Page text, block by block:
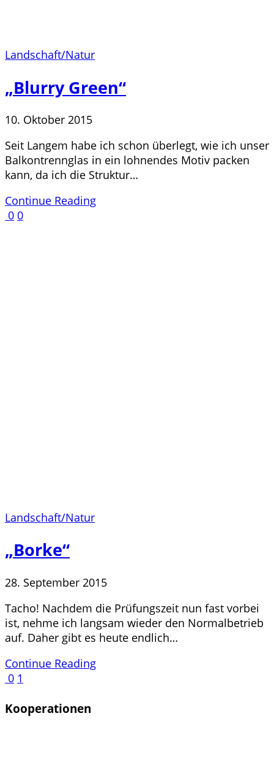
Landschaft/Natur
„Blurry Green“
10. Oktober 2015
Seit Langem habe ich schon überlegt, wie ich unser
Balkontrennglas in ein lohnendes Motiv packen
kann, da ich die Struktur…
Continue Reading
0 0
Landschaft/Natur
„Borke“
28. September 2015
Tacho! Nachdem die Prüfungszeit nun fast vorbei
ist, nehme ich langsam wieder den Normalbetrieb
auf. Daher gibt es heute endlich…
Continue Reading
0 1
Kooperationen